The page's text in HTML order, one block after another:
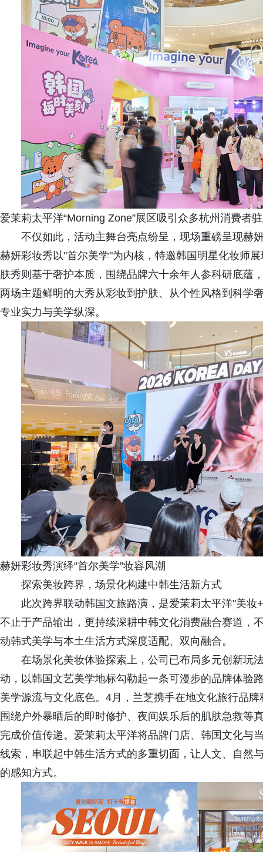
爱茉莉太平洋“Morning Zone”展区吸引众多杭州消费者
不仅如此，活动主舞台亮点纷呈，现场重磅呈现赫
赫妍彩妆秀以"首尔美学"为内核，特邀韩国明星化妆师
肤秀则基于奢护本质，围绕品牌六十余年人参科研底蕴
两场主题鲜明的大秀从彩妆到护肤、从个性风格到科学
专业实力与美学纵深。
赫妍彩妆秀演绎“首尔美学”妆容风潮
探索美妆跨界，场景化构建中韩生活新方式
此次跨界联动韩国文旅路演，是爱茉莉太平洋"美
不止于产品输出，更持续深耕中韩文化消费融合赛道，
动韩式美学与本土生活方式深度适配、双向融合。
在场景化美妆体验探索上，公司已布局多元创新玩
动，以韩国文艺美学地标勾勒起一条可漫步的品牌体验
美学源流与文化底色。4月，兰芝携手在地文化旅行品
围绕户外暴晒后的即时修护、夜间娱乐后的肌肤急救等
完成价值传递。爱茉莉太平洋将品牌门店、韩国文化与
线索，串联起中韩生活方式的多重切面，让人文、自然
的感知方式。